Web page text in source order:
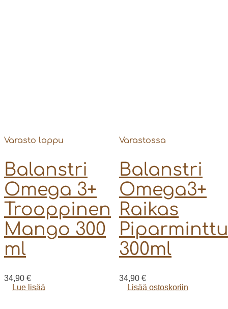
Varasto loppu
Balanstri
Omega 3+
Trooppinen
Mango 300
ml
34,90 €
Lue lisää
Varastossa
Balanstri
Omega3+
Raikas
300ml
34,90 €
Lisää ostoskoriin